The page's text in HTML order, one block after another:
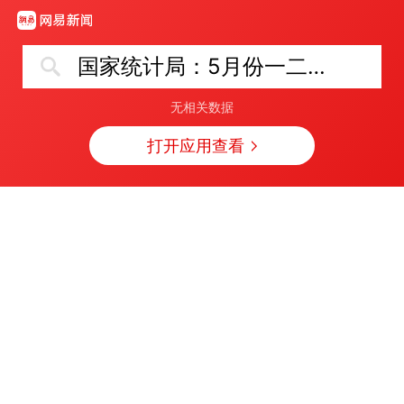
国家统计局：5月份一二三线城市商品住宅销售价格同比降幅收窄
无相关数据
打开应用查看